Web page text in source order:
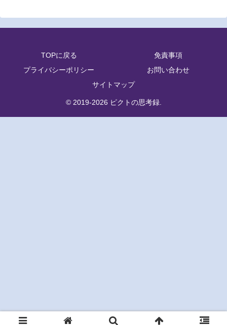
TOPに戻る
免責事項
プライバシーポリシー
お問い合わせ
サイトマップ
© 2019-2026 ピクトの思考録.